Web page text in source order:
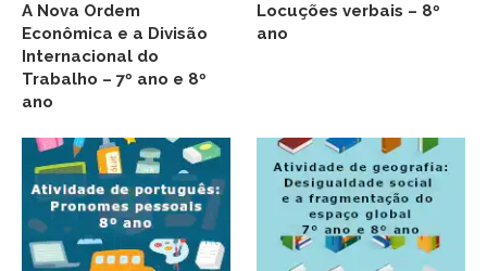
A Nova Ordem
Econômica e a Divisão
Internacional do
Trabalho – 7º ano e 8º
ano
Locuções verbais – 8º
ano